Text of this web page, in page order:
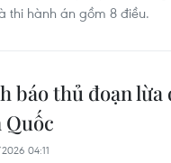
thi hành án gồm 8 điều.
báo thủ đoạn
Quốc
04:11